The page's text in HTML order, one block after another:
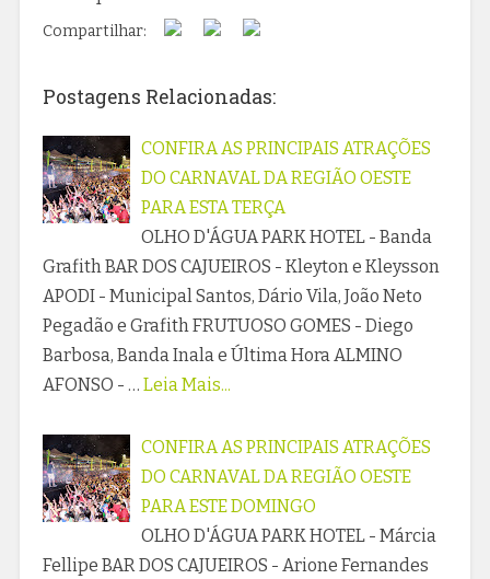
Compartilhar:
Postagens Relacionadas:
CONFIRA AS PRINCIPAIS ATRAÇÕES
DO CARNAVAL DA REGIÃO OESTE
PARA ESTA TERÇA
OLHO D'ÁGUA PARK HOTEL - Banda
Grafith BAR DOS CAJUEIROS - Kleyton e Kleysson
APODI - Municipal Santos, Dário Vila, João Neto
Pegadão e Grafith FRUTUOSO GOMES - Diego
Barbosa, Banda Inala e Última Hora ALMINO
AFONSO - … Leia Mais...
CONFIRA AS PRINCIPAIS ATRAÇÕES
DO CARNAVAL DA REGIÃO OESTE
PARA ESTE DOMINGO
OLHO D'ÁGUA PARK HOTEL - Márcia
Fellipe BAR DOS CAJUEIROS - Arione Fernandes